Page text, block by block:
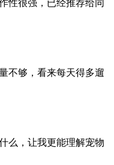
性很强，已经推荐给同
不够，看来每天得多遛
么，让我更能理解宠物